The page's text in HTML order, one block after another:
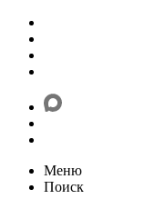
Меню
Поиск